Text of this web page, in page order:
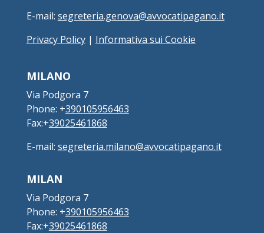
E-mail: segreteria.genova@avvocatipagano.it
Privacy Policy| Informativa sui Cookie
MILANO
Via Podgora 7
Phone: +390105956463
Fax:+39025461868
E-mail: segreteria.milano@avvocatipagano.it
MILAN
Via Podgora 7
Phone: +390105956463
Fax:+39025461868